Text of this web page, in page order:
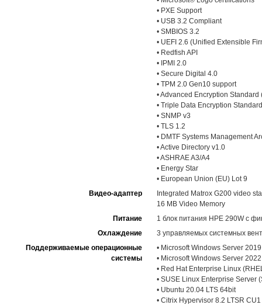
• PXE Support
• USB 3.2 Compliant
• SMBIOS 3.2
• UEFI 2.6 (Unified Extensible
• Redfish API
• IPMI 2.0
• Secure Digital 4.0
• TPM 2.0 Gen10 support
• Advanced Encryption Standard
• Triple Data Encryption
• SNMP v3
• TLS 1.2
• DMTF Systems Management
• Active Directory v1.0
• ASHRAE A3/A4
• Energy Star
• European Union (EU) Lot 9
Видео-адаптер
Integrated Matrox G200 video
16 MB Video Memory
Питание
1 блок питания HPE 290W с
Охлаждение
3 управляемых системных
Поддерживаемые операционные
системы
• Microsoft Windows Server
• Microsoft Windows Server
• Red Hat Enterprise Linux
• SUSE Linux Enterprise Server
• Ubuntu 20.04 LTS 64bit
• Citrix Hypervisor 8.2 LTSR CU1